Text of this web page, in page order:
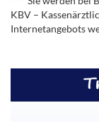
KBV –
Internetangebots